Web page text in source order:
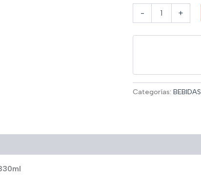
-
330ml
cantidad
+
Categorías: BEBIDAS